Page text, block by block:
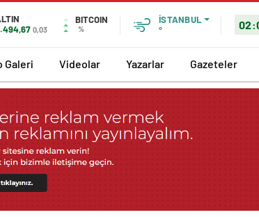
0,03
BITCOIN
%
İSTANBUL
°
Galeri Videolar Yazarlar Gazeteler